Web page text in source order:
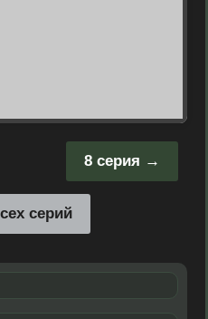
8 серия
серий